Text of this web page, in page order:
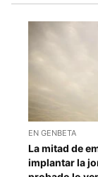
EN GENBETA
La mitad de
implantar la